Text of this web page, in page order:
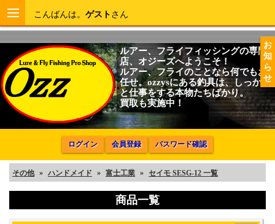
お
知
ら
せ
こんばんは。 ゲスト さん
ルアー、フライフィッシングの専門
店、オジーズへようこそ！
ルアー、フライのことなら何でもお
任せ。ozzysにある釣具は、しっかり
と仕事をする本物たちばかり。
買取も実施中！
ログイン 会員登録 パスワード確認
その他 » ハンドメイド » 富士工業 » セイモ SESG-12 一覧
商品一覧